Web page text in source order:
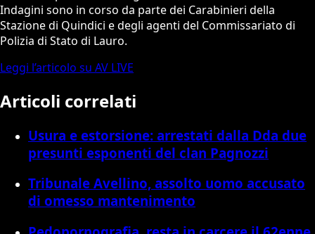
Indagini sono in corso da parte dei Carabinieri della
Stazione di Quindici e degli agenti del Commissariato di
Polizia di Stato di Lauro.
Leggi l’articolo su AV LIVE
Articoli correlati
Usura e estorsione: arrestati dalla Dda due
presunti esponenti del clan Pagnozzi
Tribunale Avellino, assolto uomo accusato
di omesso mantenimento